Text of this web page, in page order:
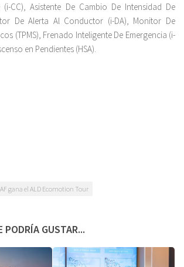
(i-CC), Asistente De Cambio De Intensidad De
De Alerta Al Conductor (i-DA), Monitor De
(TPMS), Frenado Inteligente De Emergencia (i-
en Pendientes (HSA).
gana el ALD Ecomotion Tour
PODRÍA GUSTAR...